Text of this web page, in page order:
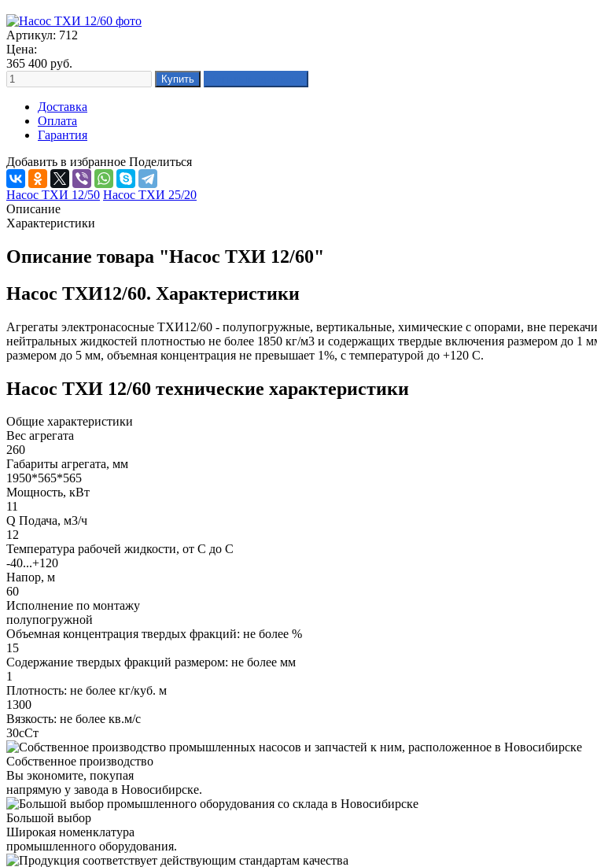
Артикул: 712
Цена:
365 400 руб.
Доставка
Оплата
Гарантия
Добавить в избранное Поделиться
Насос ТХИ 12/50 Насос ТХИ 25/20
Описание
Характеристики
Описание товара "Насос ТХИ 12/60"
Насос ТХИ12/60. Характеристики
Агрегаты электронасосные ТХИ12/60 - полупогружные, вертикальные, химические с опорами, вне
нейтральных жидкостей плотностью не более 1850 кг/м3 и содержащих твердые включения размером до 1
размером до 5 мм, объемная концентрация не превышает 1%, с температурой до +120 С.
Насос ТХИ 12/60 технические характеристики
Общие характеристики
Вес агрегата
260
Габариты агрегата, мм
1950*565*565
Мощность, кВт
11
Q Подача, м3/ч
12
Температура рабочей жидкости, от С до С
-40...+120
Напор, м
60
Исполнение по монтажу
полупогружной
Объемная концентрация твердых фракций: не более %
15
Содержание твердых фракций размером: не более мм
1
Плотность: не более кг/куб. м
1300
Вязкость: не более кв.м/с
30сСт
Собственное производство
Вы экономите, покупая
напрямую у завода в Новосибирске.
Большой выбор
Широкая номенклатура
промышленного оборудования.